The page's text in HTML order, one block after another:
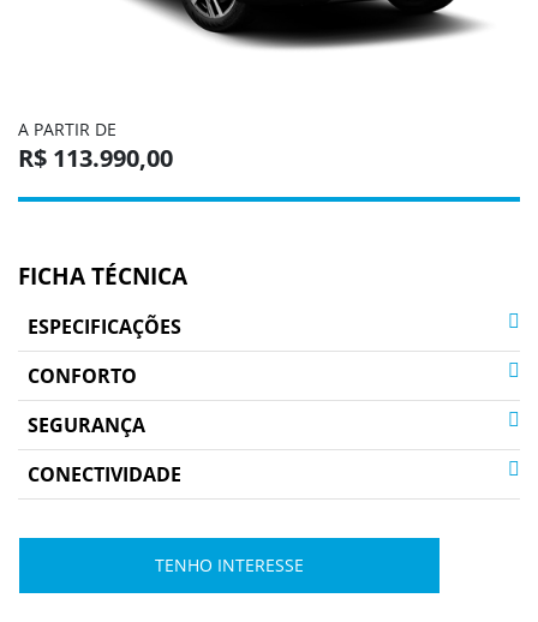
A PARTIR DE
R$ 113.990,00
FICHA TÉCNICA
ESPECIFICAÇÕES
CONFORTO
SEGURANÇA
CONECTIVIDADE
TENHO INTERESSE